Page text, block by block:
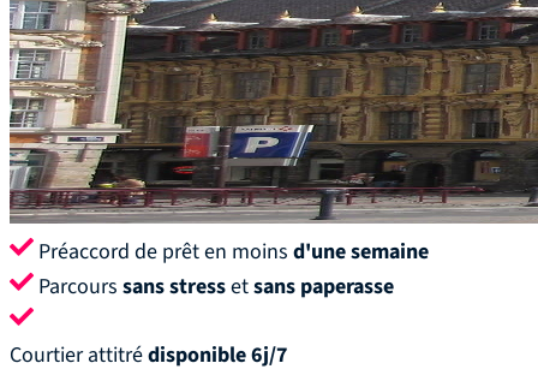
Préaccord de prêt en moins d'une semaine
Parcours sans stressetsans paperasse
Courtier attitrédisponible 6j/7